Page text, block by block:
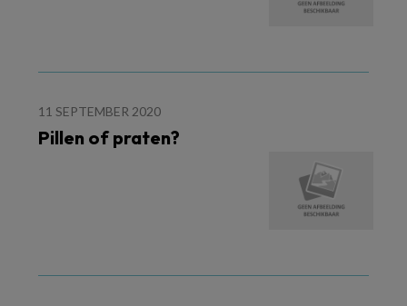
11 SEPTEMBER 2020
Pillen of praten?